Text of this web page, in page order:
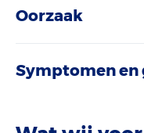
Oorzaak
Symptomen en